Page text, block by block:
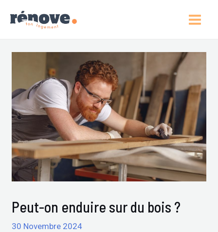
Main
Peut-on enduire sur du bois ?
30 Novembre 2024
Navigation